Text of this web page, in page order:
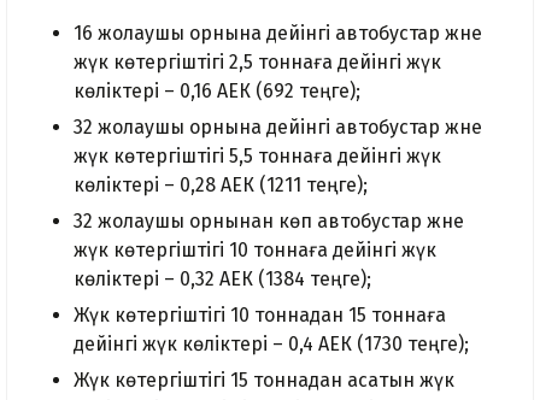
16 жолаушы орнына дейінгі автобустар және
жүк көтергіштігі 2,5 тоннаға дейінгі жүк
көліктері – 0,16 АЕК (692 теңге);
32 жолаушы орнына дейінгі автобустар және
жүк көтергіштігі 5,5 тоннаға дейінгі жүк
көліктері – 0,28 АЕК (1211 теңге);
32 жолаушы орнынан көп автобустар және
жүк көтергіштігі 10 тоннаға дейінгі жүк
көліктері – 0,32 АЕК (1384 теңге);
Жүк көтергіштігі 10 тоннадан 15 тоннаға
дейінгі жүк көліктері – 0,4 АЕК (1730 теңге);
Жүк көтергіштігі 15 тоннадан асатын жүк